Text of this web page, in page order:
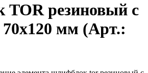
резиновый с
мм (Арт.: